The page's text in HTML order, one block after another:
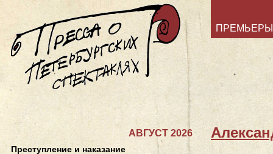
ПРЕМЬЕРЫ
АВГУСТ 2026
Преступление и наказание